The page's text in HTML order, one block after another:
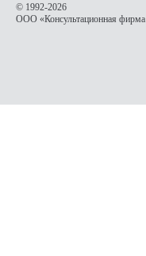
© 1992-2026
OOO «Консультационная фирма